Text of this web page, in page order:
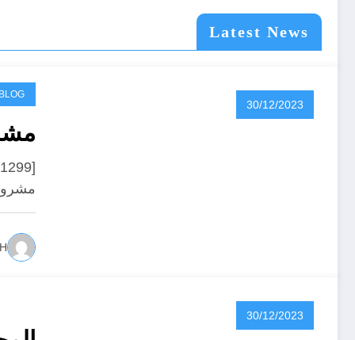
Latest News
30/12/2023
BLOG
30/12/2023